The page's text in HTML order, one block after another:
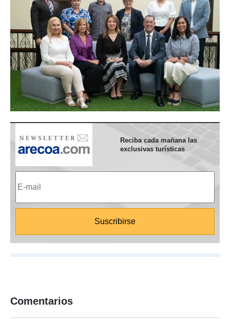
Reciba cada mañana las
exclusivas turísticas
Comentarios